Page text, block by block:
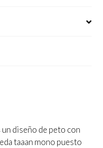
diseño de peto con
taaan mono puesto